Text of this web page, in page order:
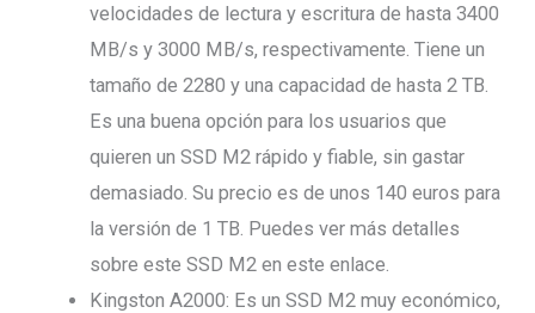
velocidades de lectura y escritura de hasta 3400
MB/s y 3000 MB/s, respectivamente. Tiene un
tamaño de 2280 y una capacidad de hasta 2 TB.
Es una buena opción para los usuarios que
quieren un SSD M2 rápido y fiable, sin gastar
demasiado. Su precio es de unos 140 euros para
la versión de 1 TB. Puedes ver más detalles
sobre este SSD M2 en este enlace.
Kingston A2000: Es un SSD M2 muy económico,